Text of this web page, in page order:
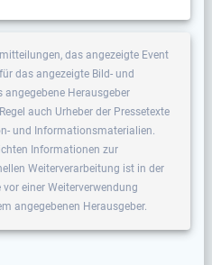
das angezeigte Event
das angezeigte Bild- und
Herausgeber
auch Urheber der Pressetexte
und Informationsmaterialien.
Informationen zur
Weiterverarbeitung ist in der
vor einer Weiterverwendung
angegebenen Herausgeber.